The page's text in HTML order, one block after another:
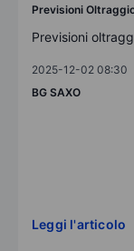
Previsioni
Previsioni
2025-12-02 08:30
BG SAXO
Leggi l'articolo